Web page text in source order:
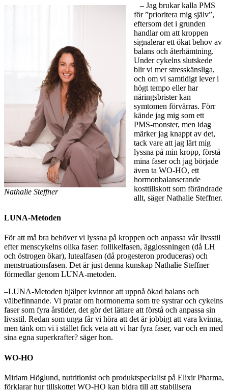
Nathalie Steffner
– Jag brukar kalla PMS
för ”prioritera mig själv”,
eftersom det i grunden
handlar om att kroppen
signalerar ett ökat behov av
balans och återhämtning.
Under cykelns slutskede
blir vi mer stresskänsliga,
och om vi samtidigt lever i
högt tempo eller har
näringsbrister kan
symtomen förvärras. Förr
kände jag mig som ett
PMS-monster, men idag
märker jag knappt av det,
tack vare att jag lärt mig
lyssna på min kropp, förstå
mina faser och jag började
även ta WO-HO, ett
hormonbalanserande
kosttillskott som förändrade
allt, säger Nathalie Steffner.
LUNA-Metoden
För att må bra behöver vi lyssna på kroppen och anpassa vår livsstil
efter menscykelns olika faser: follikelfasen, ägglossningen (då LH
och östrogen ökar), lutealfasen (då progesteron produceras) och
menstruationsfasen. Det är just denna kunskap Nathalie Steffner
förmedlar genom LUNA-metoden.
–LUNA-Metoden hjälper kvinnor att uppnå ökad balans och
välbefinnande. Vi pratar om hormonerna som tre systrar och cykelns
faser som fyra årstider, det gör det lättare att förstå och anpassa sin
livsstil. Redan som unga får vi höra att det är jobbigt att vara kvinna,
men tänk om vi i stället fick veta att vi har fyra faser, var och en med
sina egna superkrafter? säger hon.
WO-HO
Miriam Höglund, nutritionist och produktspecialist på Elixir Pharma,
förklarar hur tillskottet WO-HO kan bidra till att stabilisera